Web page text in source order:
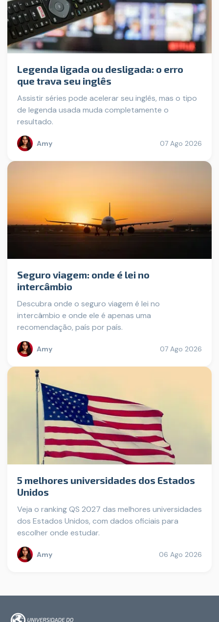
Legenda ligada ou desligada: o erro
que trava seu inglês
Assistir séries pode acelerar seu inglês, mas o tipo
de legenda usada muda completamente o
resultado.
Amy 07 Ago 2026
Seguro viagem: onde é lei no
intercâmbio
Descubra onde o seguro viagem é lei no
intercâmbio e onde ele é apenas uma
recomendação, país por país.
Amy 07 Ago 2026
5 melhores universidades dos Estados
Unidos
Veja o ranking QS 2027 das melhores universidades
dos Estados Unidos, com dados oficiais para
escolher onde estudar.
Amy 06 Ago 2026